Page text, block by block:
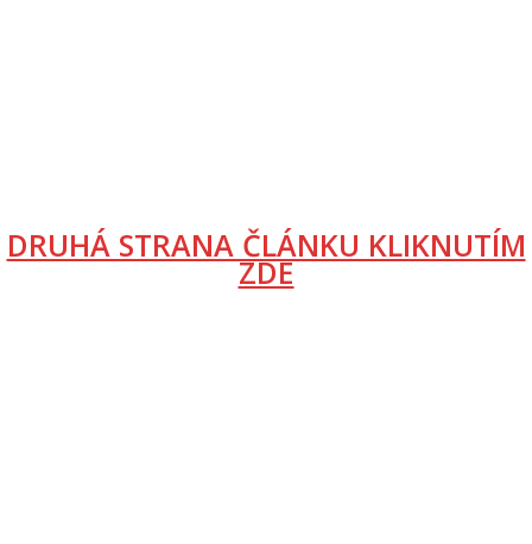
DRUHÁ STRANA ČLÁNKU KLIKNUTÍM
ZDE